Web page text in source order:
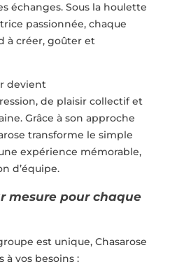
échanges. Sous la houlette
passionnée, chaque
à créer, goûter et
devient
de plaisir collectif et
Grâce à son approche
transforme le simple
expérience mémorable,
d’équipe.
mesure pour chaque
est unique, Chasarose
à vos besoins :